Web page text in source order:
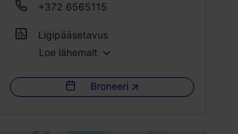
+372 6565115
Ligipääsetavus
Täielik ligipääsetavus lapsevankriga
Loe lähemalt
Broneeri